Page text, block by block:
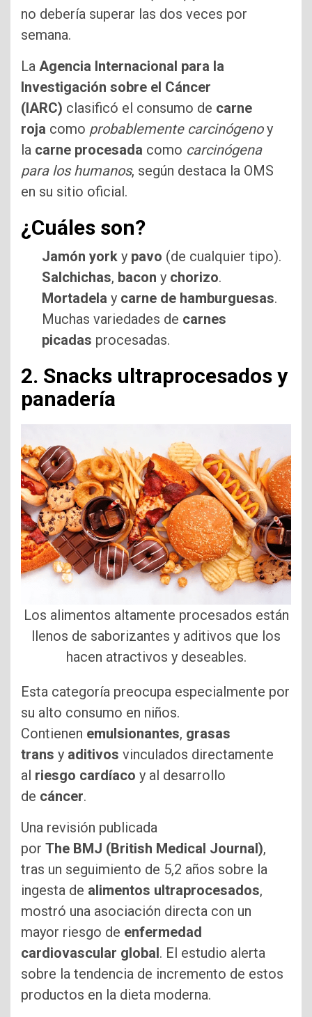
no debería superar las dos veces por
semana.
La Agencia Internacional para la
Investigación sobre el Cáncer
(IARC) clasificó el consumo de carne
roja como probablemente carcinógenoy
la carne procesada como carcinógena
para los humanos, según destaca la OMS
en su sitio oficial.
¿Cuáles son?
Jamón york y pavo (de cualquier tipo).
Salchichas, bacon y chorizo.
Mortadela y carne de hamburguesas.
Muchas variedades de carnes
picadas procesadas.
2. Snacks ultraprocesados y
panadería
Los alimentos altamente procesados están
llenos de saborizantes y aditivos que los
hacen atractivos y deseables.
Esta categoría preocupa especialmente por
su alto consumo en niños.
Contienen emulsionantes, grasas
trans y aditivos vinculados directamente
al riesgo cardíaco y al desarrollo
de cáncer.
Una revisión publicada
por The BMJ (British Medical Journal),
tras un seguimiento de 5,2 años sobre la
ingesta de alimentos ultraprocesados,
mostró una asociación directa con un
mayor riesgo de enfermedad
cardiovascular global. El estudio alerta
sobre la tendencia de incremento de estos
productos en la dieta moderna.